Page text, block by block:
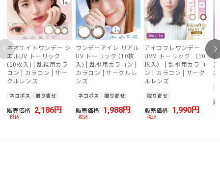
ネオサイトワンデー シ
エルUV トーリック
(10枚入) | 乱視用カラ
コン | カラコン | サー
クルレンズ
ネコポス 取り寄せ
販売価格 2,186
税込
ワンデーアイレ リアル
UV トーリック (10枚
入) | 乱視用カラコン |
カラコン | サークルレ
ンズ
ネコポス 取り寄せ
販売価格 1,988
税込
アイコフレワンデー
UVM トーリック （10
枚入） | 乱視用カラコ
ン | カラコン | サーク
ルレンズ
取り寄せ
販売価格 1,990
税込